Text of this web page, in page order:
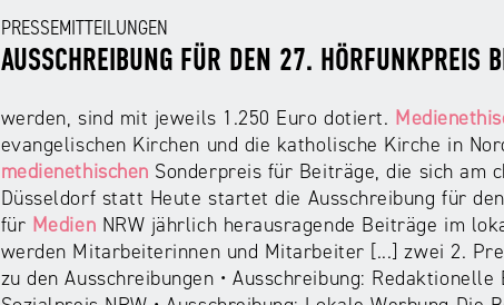
PRESSEMITTEILUNGEN
AUSSCHREIBUNG FÜR DEN 27. HÖRFUNKPREIS
werden, sind mit jeweils 1.250 Euro dotiert.
evangelischen Kirchen und die katholische Kirche in
medienethischen Sonderpreis für Beiträge, die sich am
Düsseldorf statt Heute startet die Ausschreibung für
für Medien NRW jährlich herausragende Beiträge im
werden Mitarbeiterinnen und Mitarbeiter [...] zwei 2.
zu den Ausschreibungen • Ausschreibung: